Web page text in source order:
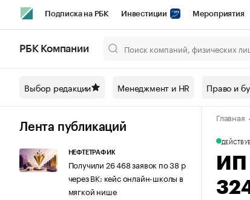
Подписка на РБК Инвестиции Мероприятия
Спецпроекты СПб Конференции СПб
Технологии и медиа Рынок наличной
РБК Компании
Выбор редакции Менеджмент и HR Право и
Лента публикаций
НЕФТЕТРАФИК
Получили 26 468 заявок по 38 р
через ВК: кейс онлайн-школы в
мягкой нише
Главная
ИП